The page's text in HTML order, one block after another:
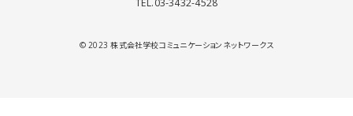
TEL.03-3432-4528
© 2023 株式会社学校コミュニケーションネットワークス